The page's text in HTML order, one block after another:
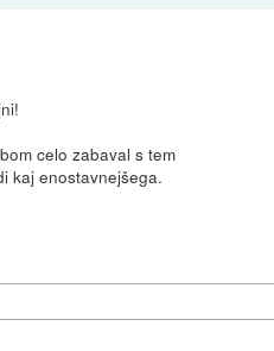
celo zabaval s tem
kaj enostavnejšega.